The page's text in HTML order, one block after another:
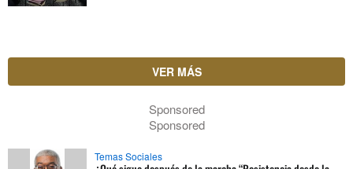
VER MÁS
Sponsored
Sponsored
Temas Sociales